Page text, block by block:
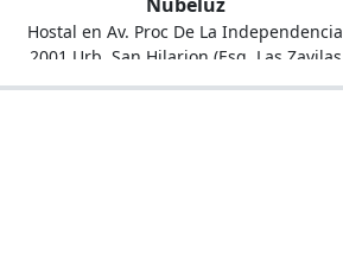
Hostal en Av. Proc De La Independencia
2001 Urb. San Hilarion (Esq. Las Zavilas
100) (Merc. San Hilarion)